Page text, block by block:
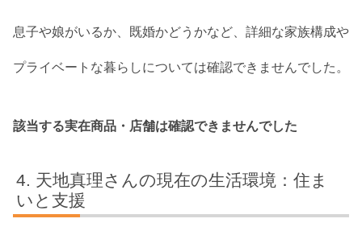
息子や娘がいるか、既婚かどうかなど、詳細な家族構成や
プライベートな暮らしについては確認できませんでした。
該当する実在商品・店舗は確認できませんでした
天地真理さんの現在の生活環境：住ま
いと支援